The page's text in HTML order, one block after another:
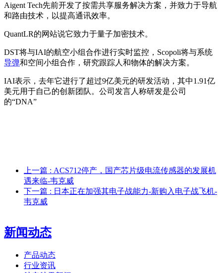
Aigent Tech先前开发了按需共享服务解决方案，并致力于导航
和路由技术，以提高通讯效率。
QuantLR的网站说它致力于量子加密技术。
DST将与IAI的航空小组合作进行实时监控，Scopoli将与系统
导弹和空间小组合作，研究跟踪人和物体的解决方案。
IAI表示，去年它进行了超过9亿美元的研发活动，其中1.91亿
美元用于自己的创新团队。公司发言人称研发是公司
的“DNA”
上一篇 : ACS712停产，国产芯片级电流传感器的发展机
遇来临-韦克威
下一篇 : 日本正在加强其电子战能力-新购入电子战飞机-
韦克威
新闻动态
产品动态
行业资讯